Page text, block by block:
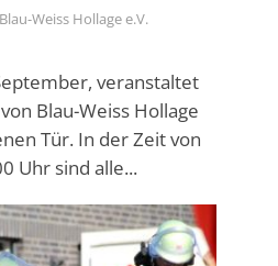
Blau-Weiss Hollage e.V.
veranstaltet
Blau-Weiss Hollage
Tür. In der Zeit von
Uhr sind alle...